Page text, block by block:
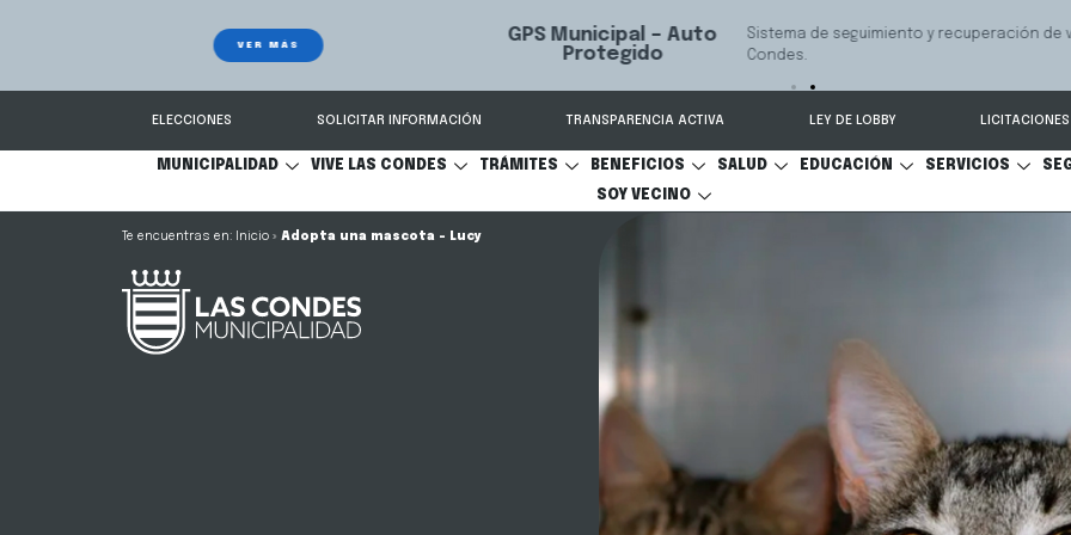
GPS Municipal – Auto
Protegido
Sistema de seguimiento y recuperación de vehículos, conectado 24/7 a Seguridad
ELECCIONES SOLICITAR INFORMACIÓN TRANSPARENCIA ACTIVA LEY DE LOBBY LICITACIONES
MUNICIPALIDAD VIVE LAS CONDES TRÁMITES BENEFICIOS SALUD EDUCACIÓN SERVICIOS
SOY VECINO
Inicio » Adopta una mascota – Lucy